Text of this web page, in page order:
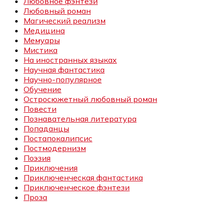
Любовный роман
Магический реализм
Медицина
Мемуары
Мистика
На иностранных языках
Научная фантастика
Научно-популярное
Обучение
Остросюжетный любовный роман
Повести
Познавательная литература
Попаданцы
Постапокалипсис
Постмодернизм
Поэзия
Приключения
Приключенческая фантастика
Приключенческое фэнтези
Проза